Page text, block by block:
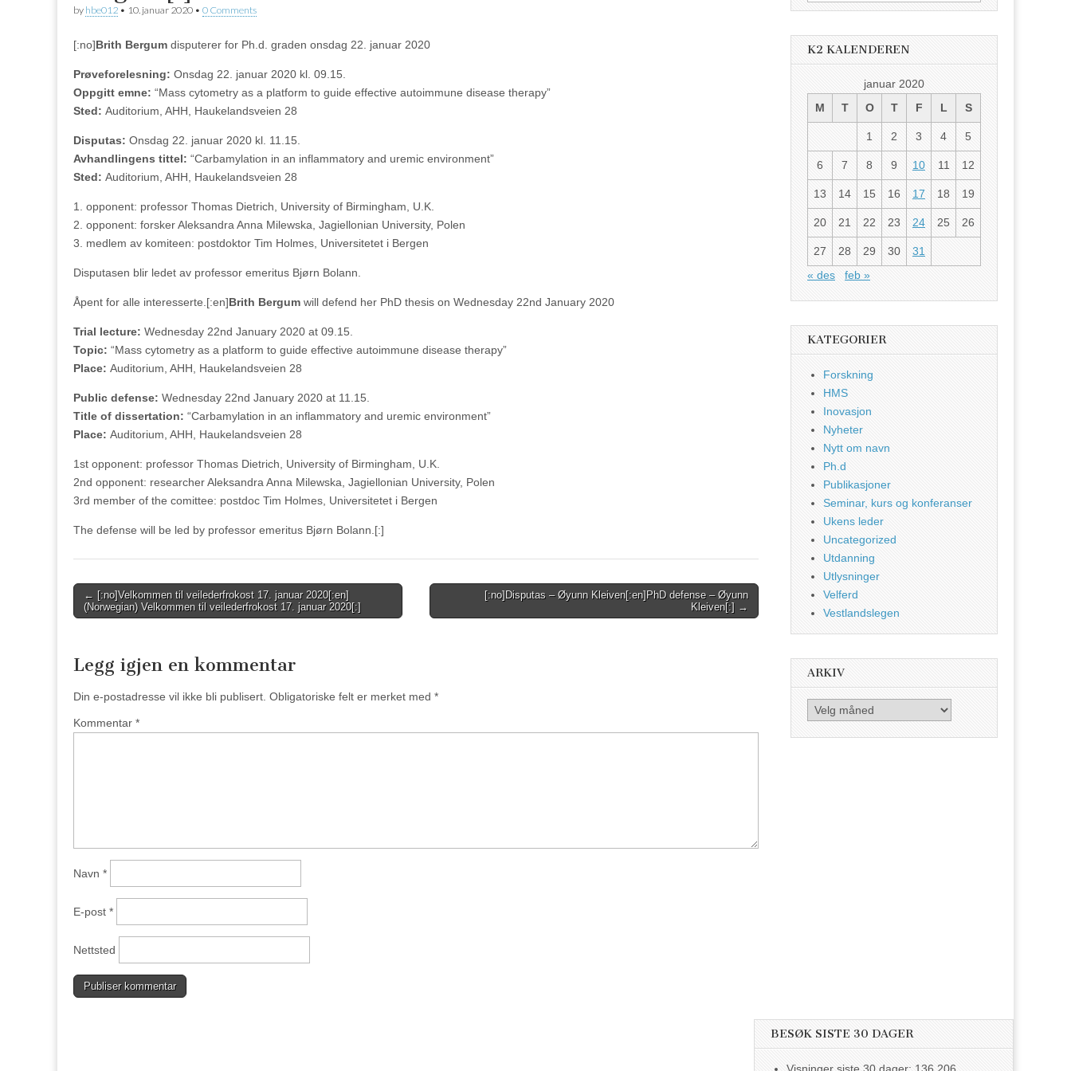
by hbe012 • 10. januar 2020 • 0 Comments
[:no]Brith Bergum disputerer for Ph.d. graden onsdag 22. januar 2020
Prøveforelesning: Onsdag 22. januar 2020 kl. 09.15.
Oppgitt emne: “Mass cytometry as a platform to guide effective autoimmune disease therapy”
Sted: Auditorium, AHH, Haukelandsveien 28
Disputas: Onsdag 22. januar 2020 kl. 11.15.
Avhandlingens tittel: “Carbamylation in an inflammatory and uremic environment”
Sted: Auditorium, AHH, Haukelandsveien 28
1. opponent: professor Thomas Dietrich, University of Birmingham, U.K.
2. opponent: forsker Aleksandra Anna Milewska, Jagiellonian University, Polen
3. medlem av komiteen: postdoktor Tim Holmes, Universitetet i Bergen
Disputasen blir ledet av professor emeritus Bjørn Bolann.
Åpent for alle interesserte.[:en]Brith Bergum will defend her PhD thesis on Wednesday 22nd January 2020
Trial lecture: Wednesday 22nd January 2020 at 09.15.
Topic: “Mass cytometry as a platform to guide effective autoimmune disease therapy”
Place: Auditorium, AHH, Haukelandsveien 28
Public defense: Wednesday 22nd January 2020 at 11.15.
Title of dissertation: “Carbamylation in an inflammatory and uremic environment”
Place: Auditorium, AHH, Haukelandsveien 28
1st opponent: professor Thomas Dietrich, University of Birmingham, U.K.
2nd opponent: researcher Aleksandra Anna Milewska, Jagiellonian University, Polen
3rd member of the comittee: postdoc Tim Holmes, Universitetet i Bergen
The defense will be led by professor emeritus Bjørn Bolann. [:]
Post
navigation
← [:no]Velkommen til veilederfrokost 17. januar 2020[:en]
(Norwegian) Velkommen til veilederfrokost 17. januar 2020[:]
[:no]Disputas – Øyunn Kleiven[:en]PhD defense – Øyunn
Kleiven[:] →
Legg igjen en kommentar
Din e-postadresse vil ikke bli publisert. Obligatoriske felt er merket med *
Kommentar *
Navn *
E-post *
Nettsted
K2 KALENDEREN
januar 2020
M
T O T F L S
1 2 3 4 5
6 7 8 9 10 11 12
13 14 15 16 17 18 19
20 21 22 23 24 25 26
27 28 29 30
31
« des
feb »
KATEGORIER
Forskning
HMS
Inovasjon
Nyheter
Nytt om navn
Ph.d
Publikasjoner
Seminar, kurs og konferanser
Ukens leder
Uncategorized
Utdanning
Utlysninger
Velferd
Vestlandslegen
ARKIV
Arkiv
BESØK SISTE 30 DAGER
Visninger siste 30 dager: 136 206